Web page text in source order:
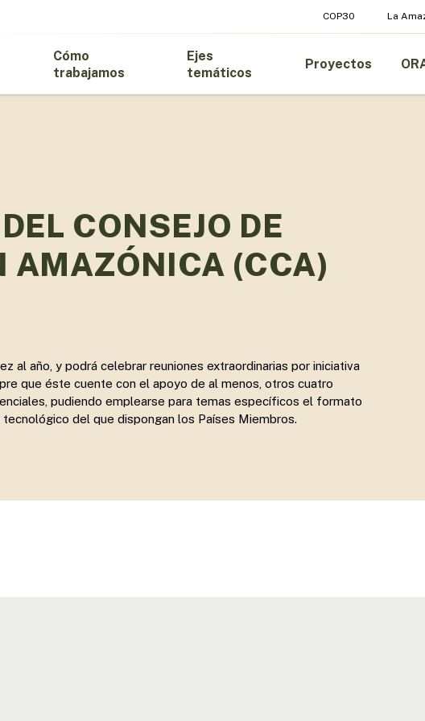
COP30 La
Cómo
trabajamos
Ejes
temáticos
Proyectos
CONSEJO DE
AMAZÓNICA (CCA)
al año, y podrá celebrar reuniones extraordinarias por iniciativa
que éste cuente con el apoyo de al menos, otros cuatro
pudiendo emplearse para temas específicos el formato
del que dispongan los Países Miembros.